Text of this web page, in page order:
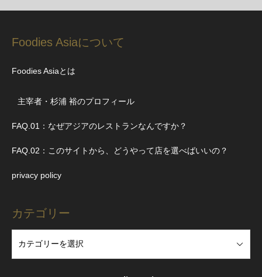
Foodies Asiaについて
Foodies Asiaとは
主宰者・杉浦 裕のプロフィール
FAQ.01：なぜアジアのレストランなんですか？
FAQ.02：このサイトから、どうやって店を選べばいいの？
privacy policy
カテゴリー